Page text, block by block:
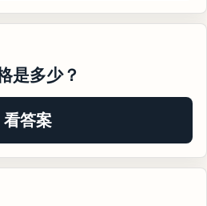
是多少？
看答案